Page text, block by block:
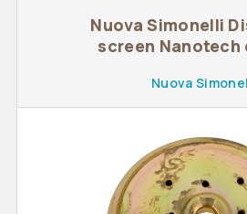
Nuova Simonelli
screen
Nuova